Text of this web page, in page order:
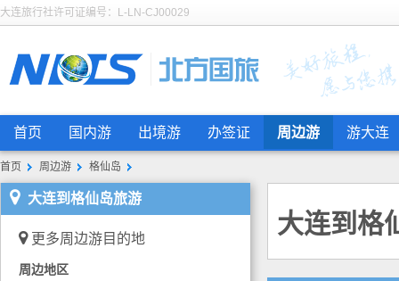
大连旅行社许可证编号：L-LN-CJ00029
首页 国内游 出境游 办签证 周边游 游大连
首页 周边游 格仙岛
大连到格仙岛旅游
更多周边游目的地
周边地区
大连到格